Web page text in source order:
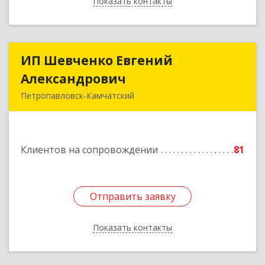
ИП Шевченко Евгений
Александрович
Петропавловск-Камчатский
Клиентов на сопровождении 81
Отправить заявку
Показать контакты
ИП Шевченко Евгений
Отправить заявку
Назад